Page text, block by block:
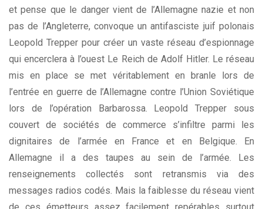
et pense que le danger vient de l’Allemagne nazie et non
pas de l’Angleterre, convoque un antifasciste juif polonais
Leopold Trepper pour créer un vaste réseau d’espionnage
qui encerclera à l’ouest Le Reich de Adolf Hitler. Le réseau
mis en place se met véritablement en branle lors de
l’entrée en guerre de l’Allemagne contre l’Union Soviétique
lors de l’opération Barbarossa. Leopold Trepper sous
couvert de sociétés de commerce s’infiltre parmi les
dignitaires de l’armée en France et en Belgique. En
Allemagne il a des taupes au sein de l’armée. Les
renseignements collectés sont retransmis via des
messages radios codés. Mais la faiblesse du réseau vient